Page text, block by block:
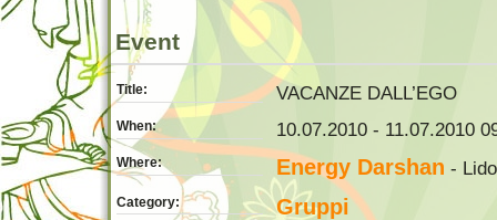
Event
Title: VACANZE DALL’EGO
When: 10.07.2010 - 11.07.2010
Where: Energy Darshan -
Category: Gruppi